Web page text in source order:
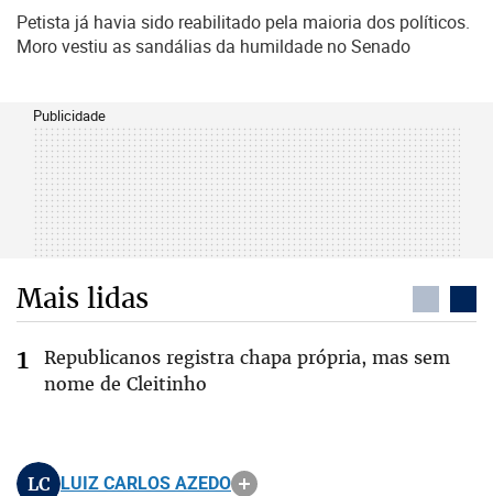
Petista já havia sido reabilitado pela maioria dos políticos.
Moro vestiu as sandálias da humildade no Senado
Publicidade
Mais lidas
Republicanos registra chapa própria, mas sem
nome de Cleitinho
LC LUIZ CARLOS AZEDO